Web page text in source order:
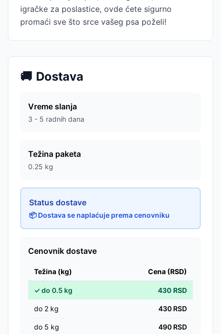
igračke za poslastice, ovde ćete sigurno
promaći sve što srce vašeg psa poželi!
🚚 Dostava
Vreme slanja
3 - 5 radnih dana
Težina paketa
0.25 kg
Status dostave
📦 Dostava se naplaćuje prema cenovniku
Cenovnik dostave
Težina (kg) Cena (RSD)
✓do 0.5 kg 430 RSD
do 2 kg 430 RSD
do 5 kg 490 RSD